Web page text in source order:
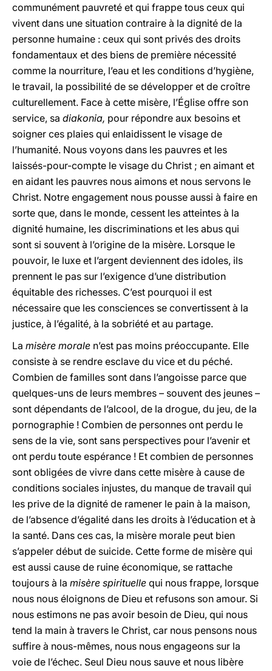
communément pauvreté et qui frappe tous ceux qui
vivent dans une situation contraire à la dignité de la
personne humaine : ceux qui sont privés des droits
fondamentaux et des biens de première nécessité
comme la nourriture, l’eau et les conditions d’hygiène,
le travail, la possibilité de se développer et de croître
culturellement. Face à cette misère, l’Église offre son
service, sa diakonia, pour répondre aux besoins et
soigner ces plaies qui enlaidissent le visage de
l’humanité. Nous voyons dans les pauvres et les
laissés-pour-compte le visage du Christ ; en aimant et
en aidant les pauvres nous aimons et nous servons le
Christ. Notre engagement nous pousse aussi à faire en
sorte que, dans le monde, cessent les atteintes à la
dignité humaine, les discriminations et les abus qui
sont si souvent à l’origine de la misère. Lorsque le
pouvoir, le luxe et l’argent deviennent des idoles, ils
prennent le pas sur l’exigence d’une distribution
équitable des richesses. C’est pourquoi il est
nécessaire que les consciences se convertissent à la
justice, à l’égalité, à la sobriété et au partage.
La misère morale n’est pas moins préoccupante. Elle
consiste à se rendre esclave du vice et du péché.
Combien de familles sont dans l’angoisse parce que
quelques-uns de leurs membres – souvent des jeunes –
sont dépendants de l’alcool, de la drogue, du jeu, de la
pornographie ! Combien de personnes ont perdu le
sens de la vie, sont sans perspectives pour l’avenir et
ont perdu toute espérance ! Et combien de personnes
sont obligées de vivre dans cette misère à cause de
conditions sociales injustes, du manque de travail qui
les prive de la dignité de ramener le pain à la maison,
de l’absence d’égalité dans les droits à l’éducation et à
la santé. Dans ces cas, la misère morale peut bien
s’appeler début de suicide. Cette forme de misère qui
est aussi cause de ruine économique, se rattache
toujours à la misère spirituelle qui nous frappe, lorsque
nous nous éloignons de Dieu et refusons son amour. Si
nous estimons ne pas avoir besoin de Dieu, qui nous
tend la main à travers le Christ, car nous pensons nous
suffire à nous-mêmes, nous nous engageons sur la
voie de l’échec. Seul Dieu nous sauve et nous libère